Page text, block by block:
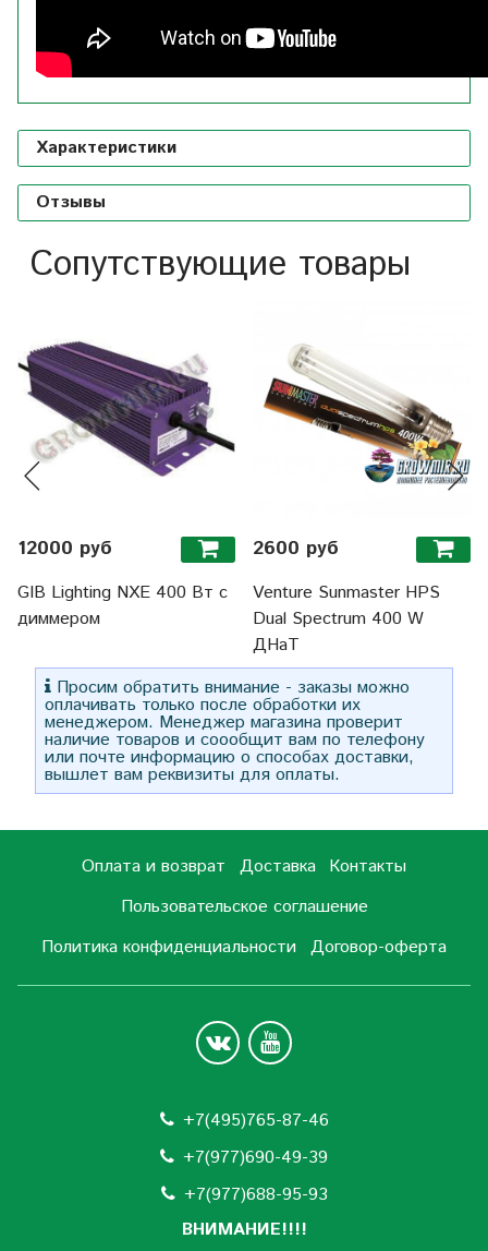
Характеристики
Отзывы
Сопутствующие товары
12000 руб
GIB Lighting NXE 400 Вт с
диммером
2600 руб
Venture Sunmaster HPS
Dual Spectrum 400 W
ДНаТ
Просим обратить внимание - заказы можно
оплачивать только после обработки их
менеджером. Менеджер магазина проверит
наличие товаров и соообщит вам по телефону
или почте информацию о способах доставки,
вышлет вам реквизиты для оплаты.
Оплата и возврат Доставка Контакты
Пользовательское соглашение
Политика конфиденциальности Договор-оферта
+7(495)765-87-46
+7(977)690-49-39
+7(977)688-95-93
ВНИМАНИЕ!!!!